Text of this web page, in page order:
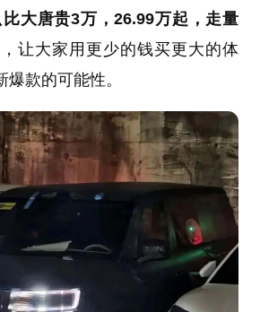
比大唐贵3万，26.99万起，走量
，让大家用更少的钱买更大的体
款的可能性。